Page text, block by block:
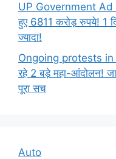
UP Government Ad
हुए 6811 करोड़ रुपये! 1
ज्यादा!
Ongoing protests
रहे 2 बड़े महा-आंदोलन!
पूरा सच
Auto